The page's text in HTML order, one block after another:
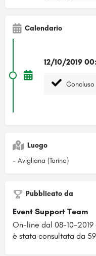
Calendario
12/10/2019
Concluso
Luogo
- Avigliana (Torino)
Pubblicato da
Event Support Team
On-line dal 08-10-2019
è stata consultata da